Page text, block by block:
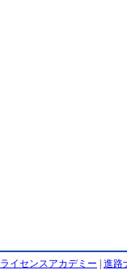
ライセンスアカデミー
進路